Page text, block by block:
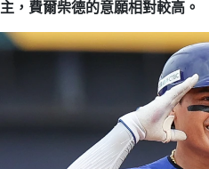
主，費爾柴德的意願相對較高。